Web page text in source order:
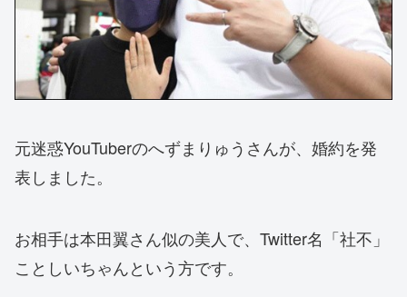
元迷惑YouTuberのへずまりゅうさんが、婚約を発
表しました。
お相手は本田翼さん似の美人で、Twitter名「社不」
ことしいちゃんという方です。